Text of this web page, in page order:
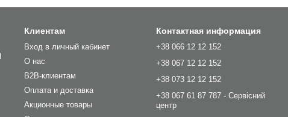
Клиентам
Вход в личный кабинет
О нас
B2B-клиентам
Оплата и доставка
Акционные товары
Контактная информация
+38 066 12 12 152
+38 067 12 12 152
+38 073 12 12 152
+38 067 61 87 787 - Сервісний
центр